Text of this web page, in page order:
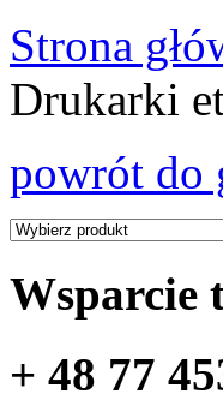
Strona
Drukarki
powrót do
Wsparcie
+ 48 77